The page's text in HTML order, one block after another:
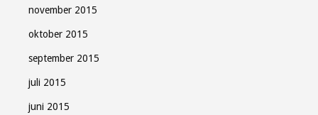
november 2015
oktober 2015
september 2015
juli 2015
juni 2015